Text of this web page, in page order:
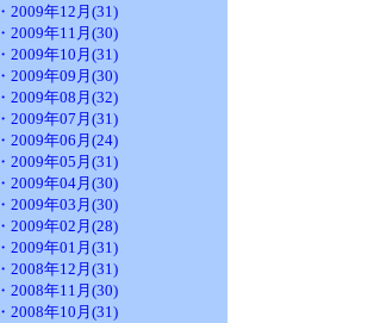
・2009年12月(31)
・2009年11月(30)
・2009年10月(31)
・2009年09月(30)
・2009年08月(32)
・2009年07月(31)
・2009年06月(24)
・2009年05月(31)
・2009年04月(30)
・2009年03月(30)
・2009年02月(28)
・2009年01月(31)
・2008年12月(31)
・2008年11月(30)
・2008年10月(31)